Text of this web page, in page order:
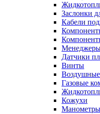
Заслонки
Кабели
Датчики
Винты
Воздушные
Газовые
Кожухи
Манометры